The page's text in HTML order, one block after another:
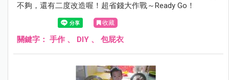
不夠，還有二度改造喔！超省錢大作戰～Ready Go！
收藏
關鍵字： 手作 、 DIY 、 包屁衣